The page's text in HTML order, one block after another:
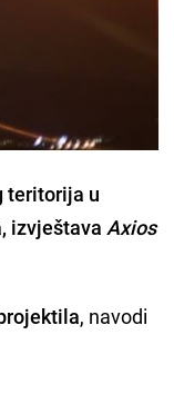
teritorija u
izvještava Axios
, navodi